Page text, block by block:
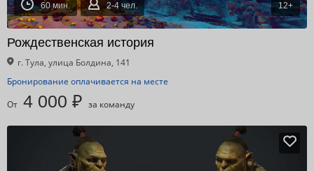
60 мин. 2-4 чел. 12+
Рождественская история
г. Тула, улица Болдина, 141
Бронирование оплачивается на месте
От 4 000 ₽ за команду